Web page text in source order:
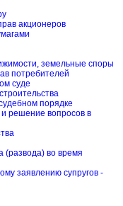
акционеров
земельные споры
потребителей
суде
порядке
решение вопросов в
во время
заявлению супругов -